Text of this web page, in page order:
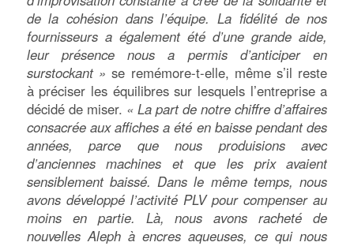
de la cohésion dans l’équipe. La fidélité de nos
fournisseurs a également été d’une grande aide,
leur présence nous a permis d’anticiper en
surstockant » se remémore-t-elle, même s’il reste
à préciser les équilibres sur lesquels l’entreprise a
décidé de miser. « La part de notre chiffre d’affaires
consacrée aux affiches a été en baisse pendant des
années, parce que nous produisions avec
d’anciennes machines et que les prix avaient
sensiblement baissé. Dans le même temps, nous
avons développé l’activité PLV pour compenser au
moins en partie. Là, nous avons racheté de
nouvelles Aleph à encres aqueuses, ce qui nous